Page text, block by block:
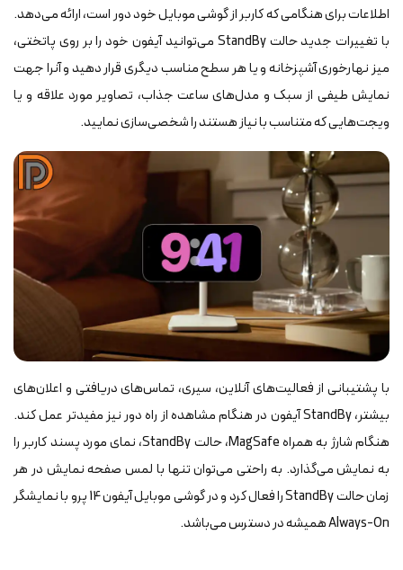
اطلاعات برای هنگامی که کاربر از گوشی موبایل خود دور است، ارائه می‌دهد.
با تغییرات جدید حالت StandBy می‌توانید آیفون خود را بر روی پاتختی،
میز نهارخوری آشپزخانه و یا هر سطح مناسب دیگری قرار دهید و آنرا جهت
نمایش طیفی از سبک و مدل‌های ساعت جذاب، تصاویر مورد علاقه و یا
ویجت‌هایی که متناسب با نیاز هستند را شخصی‌سازی نمایید.
با پشتیبانی از فعالیت‌های آنلاین، سیری، تماس‌های دریافتی و اعلان‌های
بیشتر، StandBy آیفون در هنگام مشاهده از راه دور نیز مفیدتر عمل کند.
هنگام شارژ به همراه MagSafe، حالت StandBy، نمای مورد پسند کاربر را
به نمایش می‌گذارد. به راحتی می‌توان تنها با لمس صفحه نمایش در هر
زمان حالت StandBy را فعال کرد و در گوشی موبایل آیفون 14 پرو با نمایشگر
Always-On همیشه در دسترس می‌باشد.